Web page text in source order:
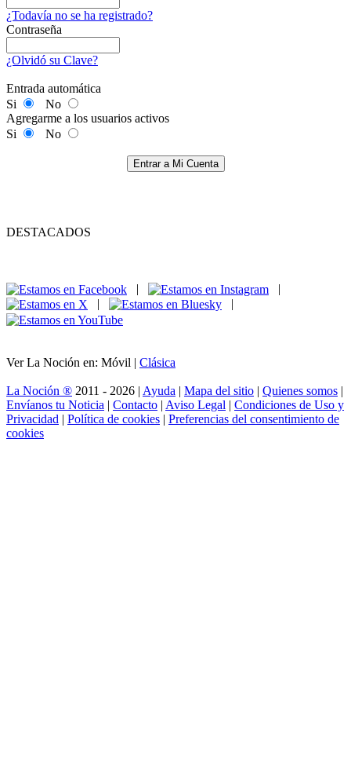
¿Todavía no se ha registrado?
Contraseña
¿Olvidó su Clave?
Entrada automática
Si
No
Agregarme a los usuarios activos
Si
No
Entrar a Mi Cuenta
DESTACADOS
|
|
|
|
Ver La Noción en: Móvil | Clásica
La Noción ® 2011 - 2026 | Ayuda | Mapa del sitio | Quienes somos |
Envíanos tu Noticia | Contacto | Aviso Legal | Condiciones de Uso y
Privacidad | Política de cookies | Preferencias del consentimiento de
cookies